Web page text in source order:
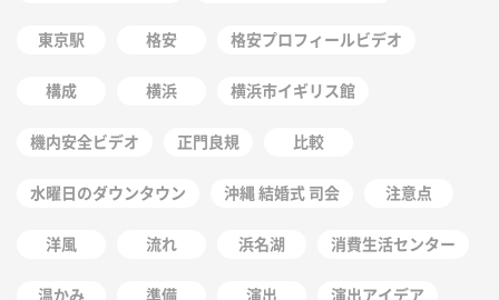
東京駅 格安 格安プロフィールビデオ
構成 横浜 横浜市イギリス館
機内安全ビデオ 正門良規 比較
水曜日のダウンタウン 沖縄 結婚式 司会 注意点
洋風 流れ 浜名湖 消費生活センター
温かみ 準備 演出 演出アイデア